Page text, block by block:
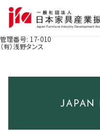
管理番号: 17-010
（有）浅野タンス